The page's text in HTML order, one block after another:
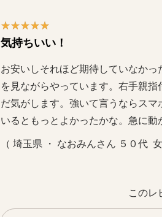
気持ちいい！
お安いしそれほど期待していなか
を見ながらやっています。右手親
だ気がします。強いて言うならス
いるともっとよかったかな。急に動
（ 埼玉県 ・ なおみんさん ５０代
このレ